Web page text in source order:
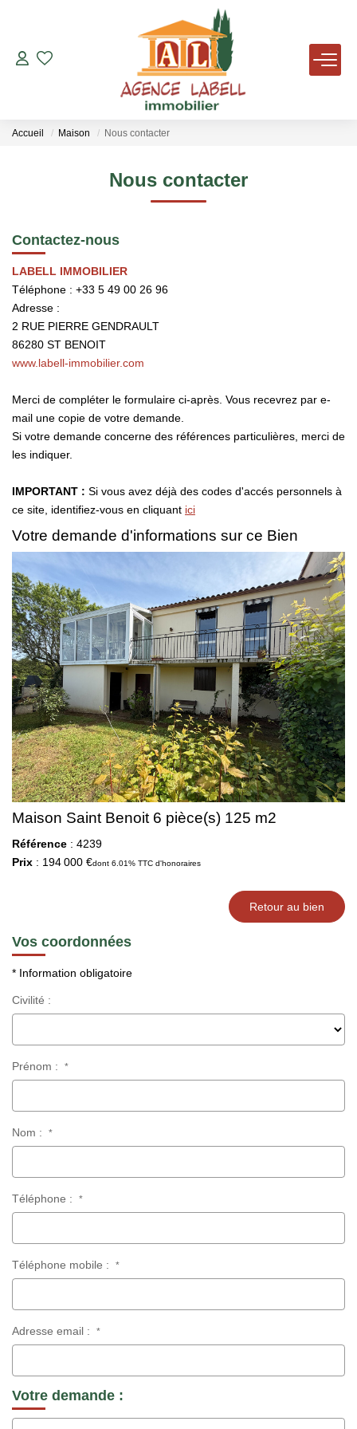
VENTES
LOCATIONS
AVIS DE VALEUR
NOUS REJOINDRE
TÉMOIGNAGES
Accueil Maison Nous contacter
Nous contacter
Contactez-nous
LABELL IMMOBILIER
Téléphone : +33 5 49 00 26 96
Adresse :
2 RUE PIERRE GENDRAULT
86280 ST BENOIT
www.labell-immobilier.com
Merci de compléter le formulaire ci-après. Vous recevrez par e-
mail une copie de votre demande.
Si votre demande concerne des références particulières, merci de
les indiquer.
IMPORTANT : Si vous avez déjà des codes d'accés personnels à
ce site, identifiez-vous en cliquant ici
Votre demande d'informations sur ce Bien
Maison Saint Benoit 6 pièce(s) 125 m2
Référence : 4239
Prix : 194 000 €dont 6.01% TTC d'honoraires
Retour au bien
Vos coordonnées
* Information obligatoire
Civilité :
Prénom : *
Nom : *
Téléphone : *
Téléphone mobile : *
Adresse email : *
Votre demande :